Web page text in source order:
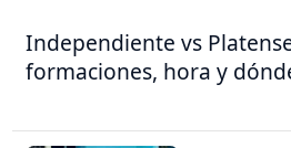
Independiente vs
formaciones, hora y